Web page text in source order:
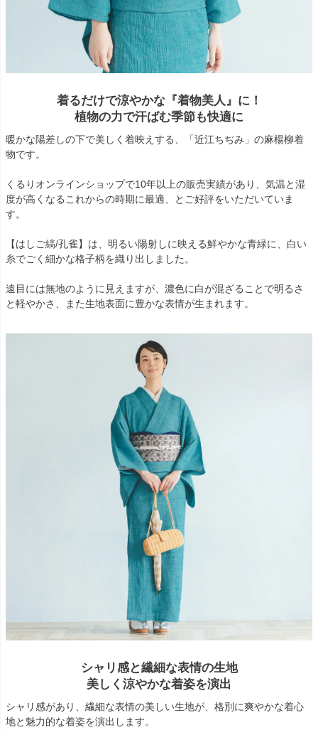
着るだけで涼やかな『着物美人』に！
植物の力で汗ばむ季節も快適に
暖かな陽差しの下で美しく着映えする、「近江ちぢみ」の麻楊柳着
物です。
くるりオンラインショップで10年以上の販売実績があり、気温と湿
度が高くなるこれからの時期に最適、とご好評をいただいていま
す。
【はしご縞/孔雀】は、明るい陽射しに映える鮮やかな青緑に、白い
糸でごく細かな格子柄を織り出しました。
遠目には無地のように見えますが、濃色に白が混ざることで明るさ
と軽やかさ、また生地表面に豊かな表情が生まれます。
シャリ感と繊細な表情の生地
美しく涼やかな着姿を演出
シャリ感があり、繊細な表情の美しい生地が、格別に爽やかな着心
地と魅力的な着姿を演出します。